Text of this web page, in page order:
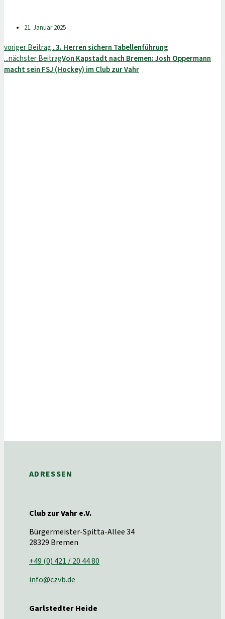
21. Januar 2025
voriger Beitrag...3. Herren sichern Tabellenführung
...nächster BeitragVon Kapstadt nach Bremen: Josh Oppermann
macht sein FSJ (Hockey) im Club zur Vahr
ADRESSEN
Club zur Vahr e.V.
Bürgermeister-Spitta-Allee 34
28329 Bremen
+49 (0) 421 / 20 44 80
info@czvb.de
Garlstedter Heide